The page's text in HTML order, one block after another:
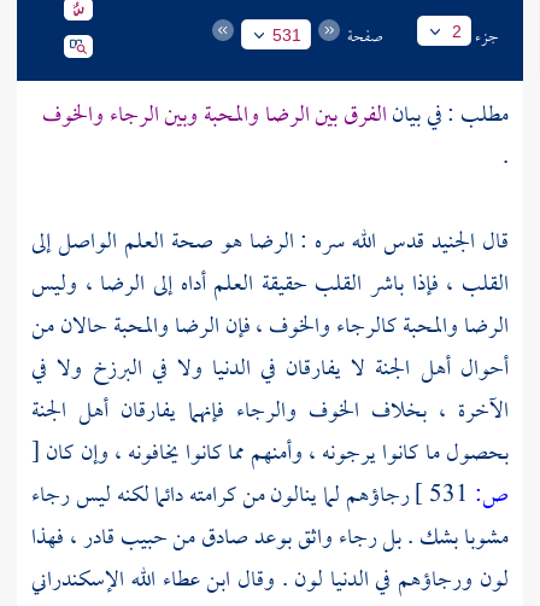
جزء 2 صفحة 531
مطلب : في بيانالفرق بين الرضا والمحبة وبين الرجاء والخوف
.
قال الجنيدقدس الله سره : الرضا هو صحة العلم الواصل إلى
القلب ، فإذا باشر القلب حقيقة العلم أداه إلى الرضا ، وليس
الرضا والمحبة كالرجاء والخوف ، فإن الرضا والمحبة حالان من
أحوال أهل الجنة لا يفارقان في الدنيا ولا في البرزخ ولا في
الآخرة ، بخلاف الخوف والرجاء فإنهما يفارقان أهل الجنة
بحصول ما كانوا يرجونه ، وأمنهم مما كانوا يخافونه ، وإن كان[
ص:
رجاؤهم لما ينالون من كرامته دائما لكنه ليس رجاء
مشوبا بشك . بل رجاء واثق بوعد صادق من حبيب قادر ، فهذا
لون ورجاؤهم في الدنيا لون . وقال ابن عطاء الله الإسكندراني